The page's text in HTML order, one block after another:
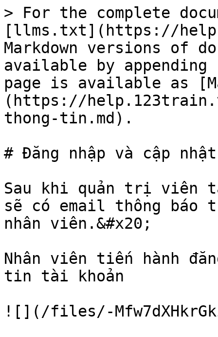
> For the complete
[llms.txt](https://
Markdown versions of
available by
page is available as
(https://
thong-tin.md).
# Đăng nhập và cập nhật
Sau khi quản trị viên
sẽ có email thông báo
nhân viên.&#x20;
Nhân viên tiến hành
tin tài khoản
![](/files/-